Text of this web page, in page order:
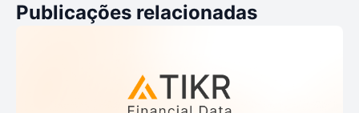
Publicações relacionadas